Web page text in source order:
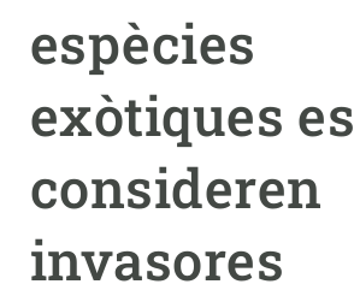
espècies
exòtiques es
consideren
invasores
UNEIX-TE A NOSALTRES
PARTICIPA